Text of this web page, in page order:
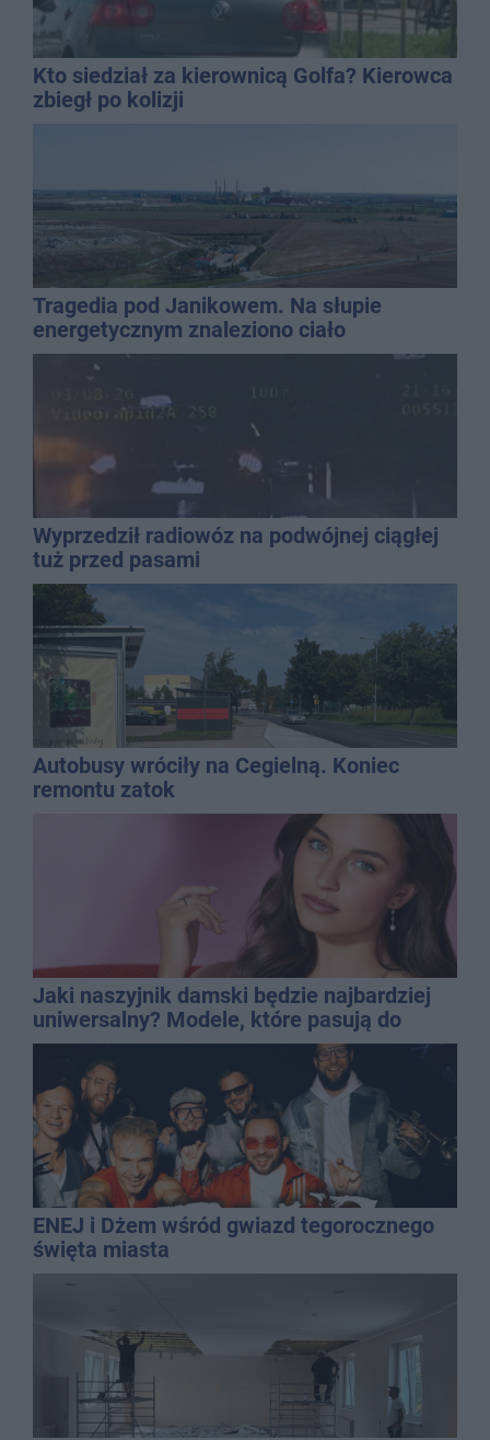
Kto siedział za kierownicą Golfa? Kierowca
zbiegł po kolizji
Tragedia pod Janikowem. Na słupie
energetycznym znaleziono ciało
mężczyzny
Wyprzedził radiowóz na podwójnej ciągłej
tuż przed pasami
Autobusy wróciły na Cegielną. Koniec
remontu zatok
Jaki naszyjnik damski będzie najbardziej
uniwersalny? Modele, które pasują do
wielu stylizacji
ENEJ i Dżem wśród gwiazd tegorocznego
święta miasta